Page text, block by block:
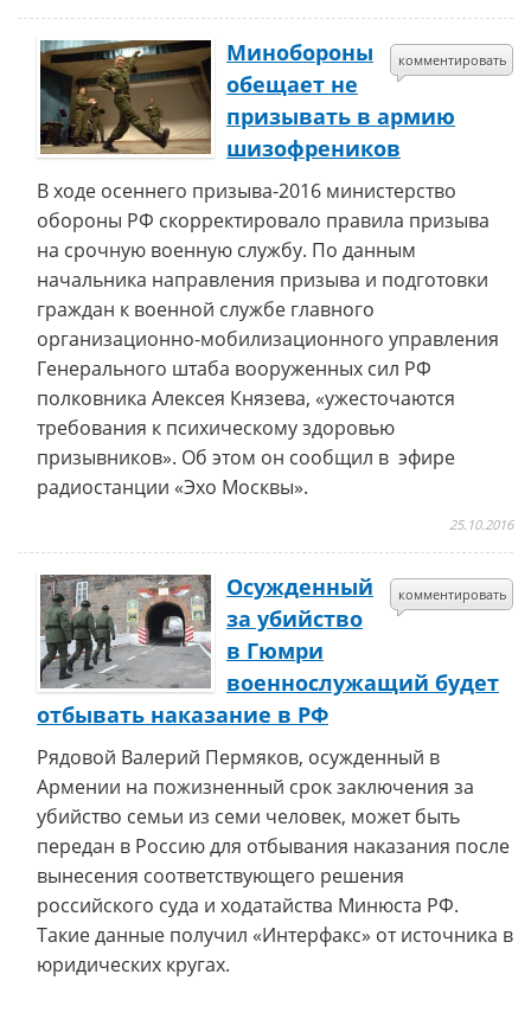
комментировать
Минобороны
обещает не
призывать в армию
шизофреников
В ходе осеннего призыва-2016 министерство
обороны РФ скорректировало правила призыва
на срочную военную службу. По данным
начальника направления призыва и подготовки
граждан к военной службе главного
организационно-мобилизационного управления
Генерального штаба вооруженных сил РФ
полковника Алексея Князева, «ужесточаются
требования к психическому здоровью
призывников». Об этом он сообщил в эфире
радиостанции «Эхо Москвы».
25.10.2016
комментировать
Осужденный
за убийство
в Гюмри
военнослужащий будет
отбывать наказание в РФ
Рядовой Валерий Пермяков, осужденный в
Армении на пожизненный срок заключения за
убийство семьи из семи человек, может быть
передан в Россию для отбывания наказания после
вынесения соответствующего решения
российского суда и ходатайства Минюста РФ.
Такие данные получил «Интерфакс» от источника в
юридических кругах.